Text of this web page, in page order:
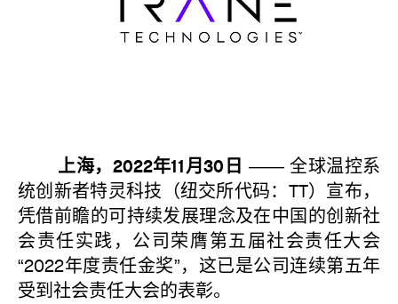
上海，2022年11月30日 —— 全球温控系
统创新者特灵科技（纽交所代码：TT）宣布，
凭借前瞻的可持续发展理念及在中国的创新社
会责任实践，公司荣膺第五届社会责任大会
“2022年度责任金奖”，这已是公司连续第五年
受到社会责任大会的表彰。